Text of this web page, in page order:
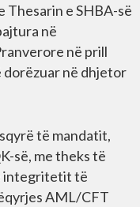
Thesarin e SHBA-së
në
në prill
dorëzuar në dhjetor
të mandatit,
së, me theks të
integritetit të
AML/CFT